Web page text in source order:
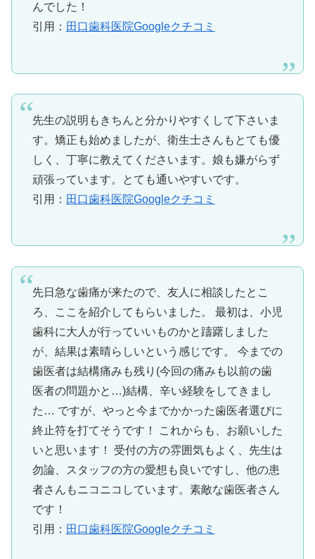
んでした！
引用： 田口歯科医院Googleクチコミ
先生の説明もきちんと分かりやすくして下さいま
す。矯正も始めましたが、衛生士さんもとても優
しく、丁寧に教えてくださいます。娘も嫌がらず
頑張っています。とても通いやすいです。
引用： 田口歯科医院Googleクチコミ
先日急な歯痛が来たので、友人に相談したとこ
ろ、ここを紹介してもらいました。 最初は、小児
歯科に大人が行っていいものかと躊躇しました
が、結果は素晴らしいという感じです。 今までの
歯医者は結構痛みも残り(今回の痛みも以前の歯
医者の問題かと…)結構、辛い経験をしてきまし
た… ですが、やっと今までかかった歯医者選びに
終止符を打てそうです！ これからも、お願いした
いと思います！ 受付の方の雰囲気もよく、先生は
勿論、スタッフの方の愛想も良いですし、他の患
者さんもニコニコしています。素敵な歯医者さん
です！
引用： 田口歯科医院Googleクチコミ